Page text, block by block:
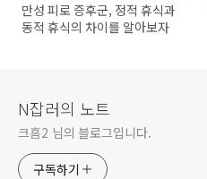
만성 피로 증후군, 정적 휴식과
동적 휴식의 차이를 알아보자
N잡러의 노트
크흠2 님의 블로그입니다.
구독하기